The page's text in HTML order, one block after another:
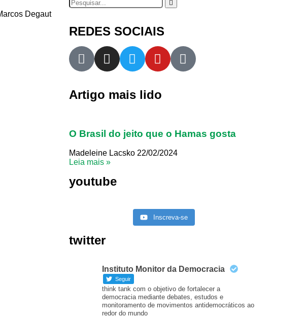
Degaut
REDES SOCIAIS
Artigo mais lido
O Brasil do jeito que o Hamas gosta
Madeleine Lacsko 22/02/2024
Leia mais »
youtube
Inscreva-se
twitter
Instituto Monitor da Democracia
Seguir
think tank com o objetivo de fortalecer a
democracia mediante debates, estudos e
monitoramento de movimentos antidemocráticos ao
redor do mundo